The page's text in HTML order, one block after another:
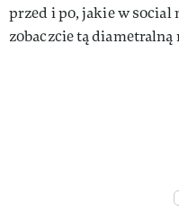
przed i po, jakie w social
zobaczcie tą diametralną